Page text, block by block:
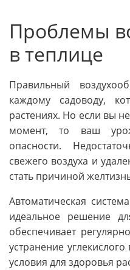
Проблемы
в теплице
Правильный
каждому садоводу,
растениях. Но если вы
момент, то ваш
опасности.
свежего воздуха и
стать причиной
Автоматическая
идеальное решение
обеспечивает
устранение
условия для здоровья